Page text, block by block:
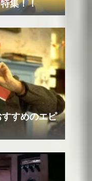
集！！
すめのエピ